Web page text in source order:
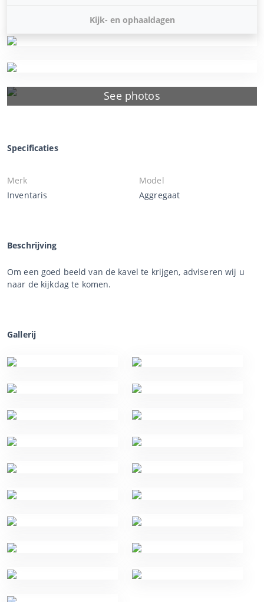
See photos
Kijk- en ophaaldagen
Specificaties
Merk
Inventaris
Model
Aggregaat
Beschrijving
Om een goed beeld van de kavel te krijgen, adviseren wij u
naar de kijkdag te komen.
Gallerij